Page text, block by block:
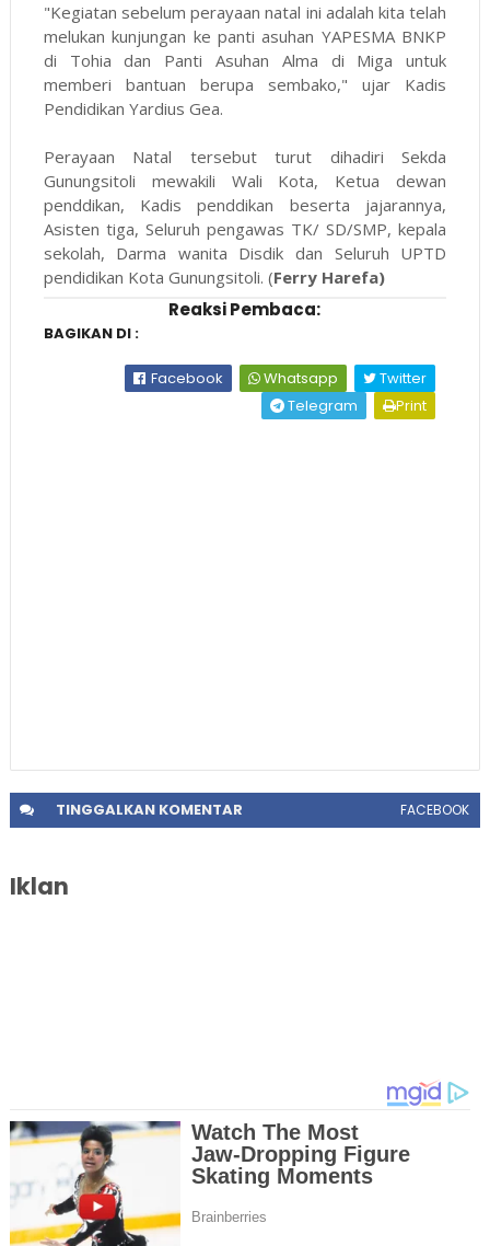
"Kegiatan sebelum perayaan natal ini adalah kita telah
melukan kunjungan ke panti asuhan YAPESMA BNKP
di Tohia dan Panti Asuhan Alma di Miga untuk
memberi bantuan berupa sembako," ujar Kadis
Pendidikan Yardius Gea.
Perayaan Natal tersebut turut dihadiri Sekda
Gunungsitoli mewakili Wali Kota, Ketua dewan
penddikan, Kadis penddikan beserta jajarannya,
Asisten tiga, Seluruh pengawas TK/ SD/SMP, kepala
sekolah, Darma wanita Disdik dan Seluruh UPTD
pendidikan Kota Gunungsitoli. (Ferry Harefa)
Reaksi Pembaca:
BAGIKAN DI :
Facebook Whatsapp
Twitter
Telegram
Print
TINGGALKANKOMENTAR FACEBOOK
Iklan